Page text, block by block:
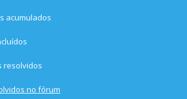
acumulados
resolvidos
no fórum